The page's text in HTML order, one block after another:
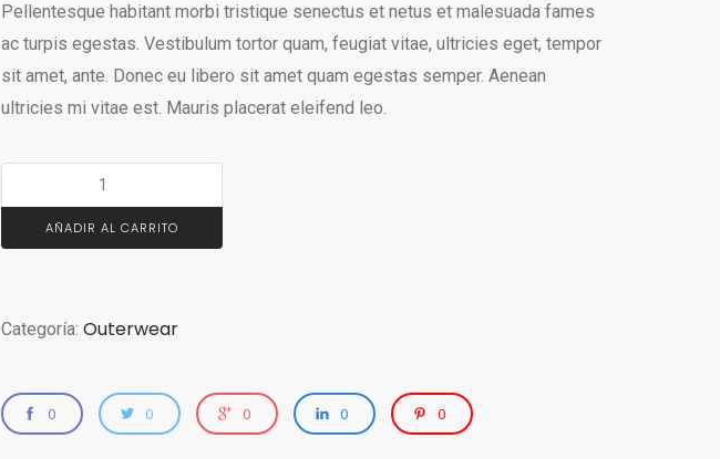
Pellentesque habitant morbi tristique senectus et netus et malesuada fames
ac turpis egestas. Vestibulum tortor quam, feugiat vitae, ultricies eget, tempor
sit amet, ante. Donec eu libero sit amet quam egestas semper. Aenean
ultricies mi vitae est. Mauris placerat eleifend leo.
AÑADIR AL CARRITO
Categoría: Outerwear
0 0 0 0 0